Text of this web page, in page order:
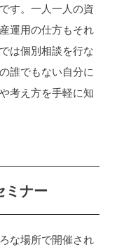
す。一人一人の資
運用の仕方もそれ
は個別相談を行な
誰でもない自分に
考え方を手軽に知
ミナー
な場所で開催され